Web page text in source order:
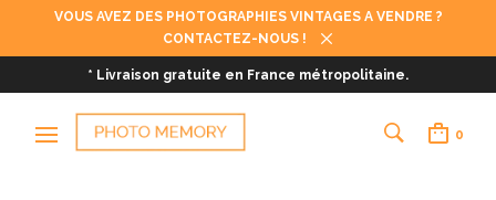
VOUS AVEZ DES PHOTOGRAPHIES VINTAGES A VENDRE ?
CONTACTEZ-NOUS !
* Livraison gratuite en France métropolitaine.
0